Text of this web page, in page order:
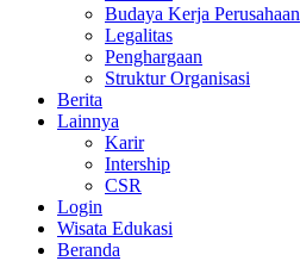
Budaya Kerja Perusahaan
Legalitas
Penghargaan
Struktur Organisasi
Berita
Lainnya
Karir
Intership
CSR
Login
Wisata Edukasi
Beranda